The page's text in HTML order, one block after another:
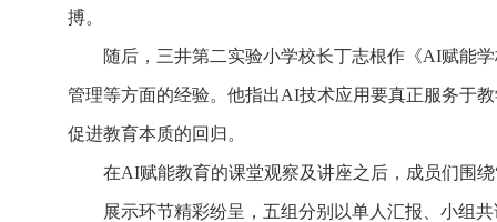
搏。
随后，三井第二实验小学校长丁志根作《AI赋能
管理等方面的经验。他指出AI技术应用要真正服务于
促进教育本质的回归。
在AI赋能教育的课堂观察及讲座之后，成员们围
展示环节精彩纷呈，五组分别以单人汇报、小组